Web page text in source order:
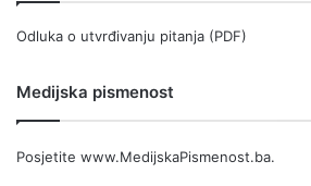
Odluka o utvrđivanju pitanja (PDF)
Medijska pismenost
Posjetite www.MedijskaPismenost.ba.